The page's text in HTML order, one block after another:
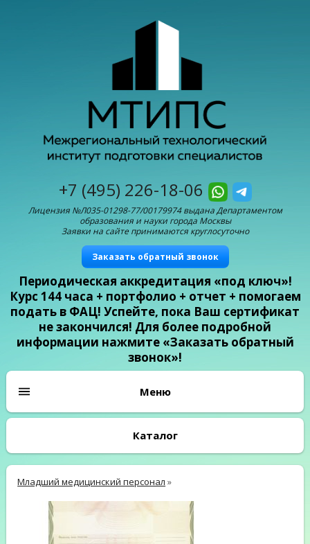
+7 (495) 226-18-06
Лицензия №Л035-01298-77/00179974 выдана Департаментом
образования и науки города Москвы
Заявки на сайте принимаются круглосуточно
Заказать обратный звонок
Периодическая аккредитация «под ключ»!
Курс 144 часа + портфолио + отчет + помогаем
подать в ФАЦ! Успейте, пока Ваш сертификат
не закончился! Для более подробной
информации нажмите «Заказать обратный
звонок»!
Каталог
Младший медицинский персонал »